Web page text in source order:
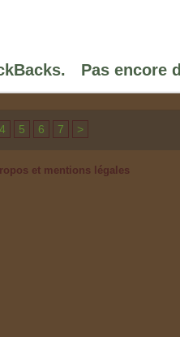
Pas encore
4 5 6 7 >
et mentions légales